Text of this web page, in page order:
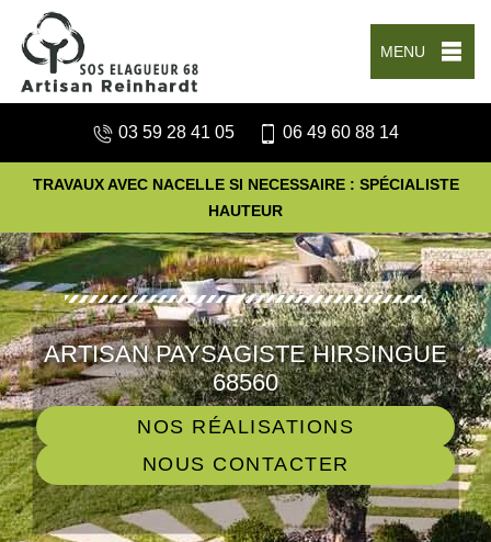
MENU
03 59 28 41 05 06 49 60 88 14
TRAVAUX AVEC NACELLE SI NECESSAIRE : SPÉCIALISTE
HAUTEUR
ARTISAN PAYSAGISTE HIRSINGUE
68560
NOS RÉALISATIONS
NOUS CONTACTER